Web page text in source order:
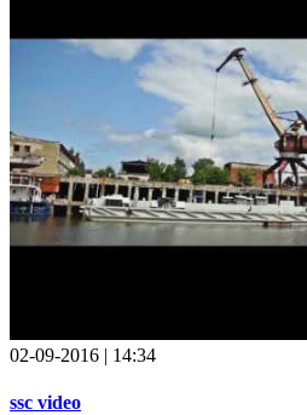
02-09-2016 | 14:34
ssc video